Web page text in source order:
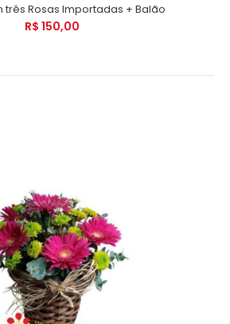
três Rosas Importadas + Balão
R$ 150,00